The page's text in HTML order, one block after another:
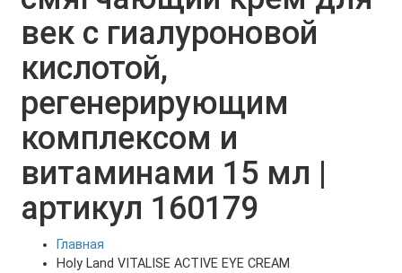
век с гиалуроновой
кислотой,
регенерирующим
комплексом и
витаминами 15 мл |
артикул 160179
Главная
Holy Land VITALISE ACTIVE EYE CREAM